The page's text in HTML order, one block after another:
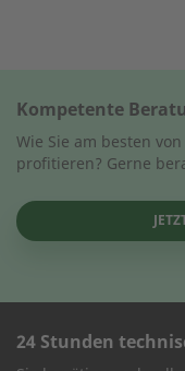
Kompetente
Wie Sie am besten
profitieren? Gerne
KONTAKT
24 Stunden